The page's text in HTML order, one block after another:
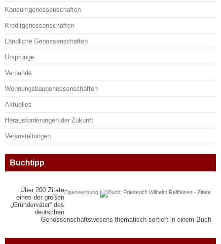
Konsumgenossenschaften
Kreditgenossenschaften
Ländliche Genossenschaften
Ursprünge
Verbände
Wohnungsbaugenossenschaften
Aktuelles
Herausforderungen der Zukunft
Veranstaltungen
Buchtipp
Eigenwerbung
Über 200 Zitate
eines der großen
„Gründerväter“ des
deutschen
Genossenschaftswesens thematisch sortiert in einem Buch